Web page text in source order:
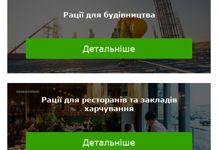
Рації для будівництва
Детальніше
Рації для ресторанів та закладів
харчування
Детальніше